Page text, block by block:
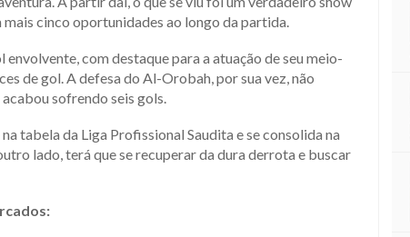
cinco oportunidades ao longo da partida.
com destaque para a atuação de seu meio-
de gol. A defesa do Al-Orobah, por sua vez, não
sofrendo seis gols.
tabela da Liga Profissional Saudita e se consolida na
lado, terá que se recuperar da dura derrota e buscar